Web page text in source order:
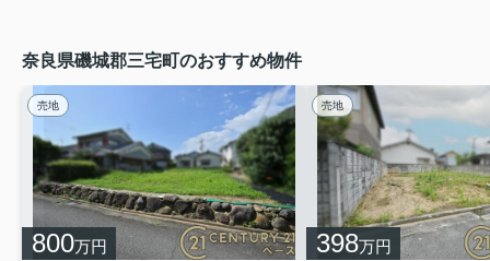
奈良県磯城郡三宅町のおすすめ物件
売地
800万円
売地
398万円